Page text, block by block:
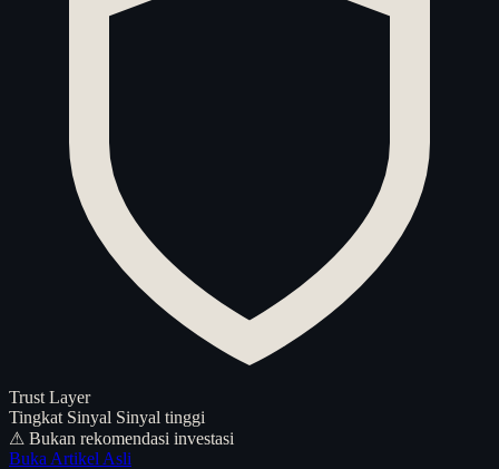
Trust Layer
Tingkat Sinyal Sinyal tinggi
⚠ Bukan rekomendasi investasi
Buka Artikel Asli